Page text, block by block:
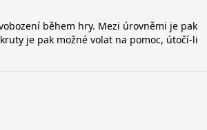
během hry. Mezi úrovněmi je pak
je pak možné volat na pomoc, útočí-li